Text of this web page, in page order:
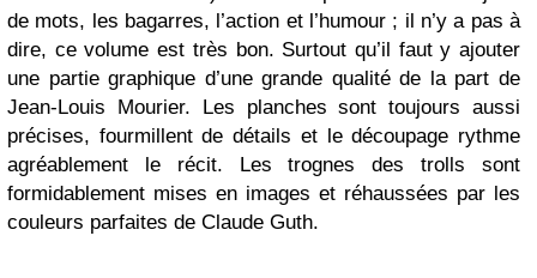
de mots, les bagarres, l’action et l’humour ; il n’y a pas à
dire, ce volume est très bon. Surtout qu’il faut y ajouter
une partie graphique d’une grande qualité de la part de
Jean-Louis Mourier. Les planches sont toujours aussi
précises, fourmillent de détails et le découpage rythme
agréablement le récit. Les trognes des trolls sont
formidablement mises en images et réhaussées par les
couleurs parfaites de Claude Guth.